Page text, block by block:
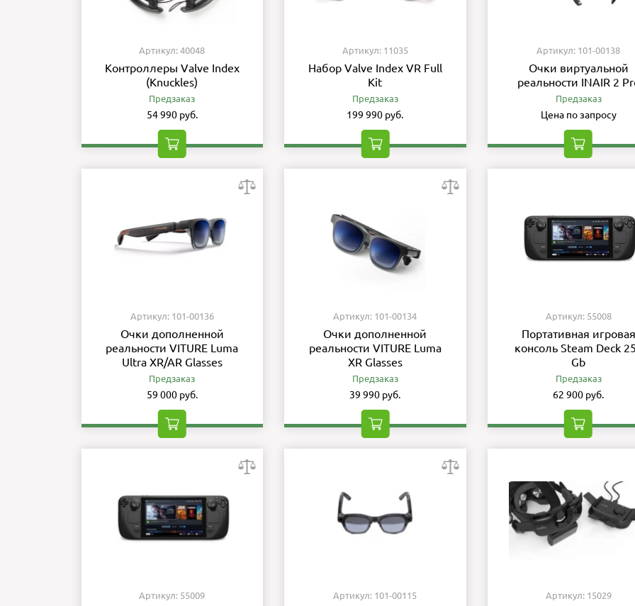
Артикул: 40048
Контроллеры Valve Index
(Knuckles)
Предзаказ
54 990 руб.
Артикул: 11035
Набор Valve Index VR Full
Kit
Предзаказ
199 990 руб.
Артикул: 101-00138
Очки виртуальной
реальности INAIR 2
Предзаказ
Цена по запросу
Артикул: 101-00136
Очки дополненной
реальности VITURE Luma
Ultra XR/AR Glasses
Предзаказ
59 000 руб.
Артикул: 101-00134
Очки дополненной
реальности VITURE Luma
XR Glasses
Предзаказ
39 990 руб.
Артикул: 55008
Портативная игровая
консоль Steam Deck
Gb
Предзаказ
62 900 руб.
Артикул: 55009 Артикул: 101-00115 Артикул: 15029